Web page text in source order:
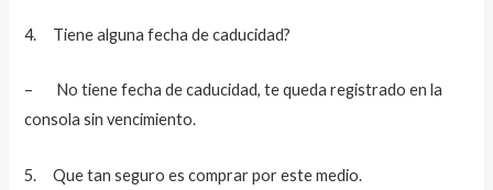
4. Tiene alguna fecha de caducidad?
– No tiene fecha de caducidad, te queda registrado en la
consola sin vencimiento.
5. Que tan seguro es comprar por este medio.